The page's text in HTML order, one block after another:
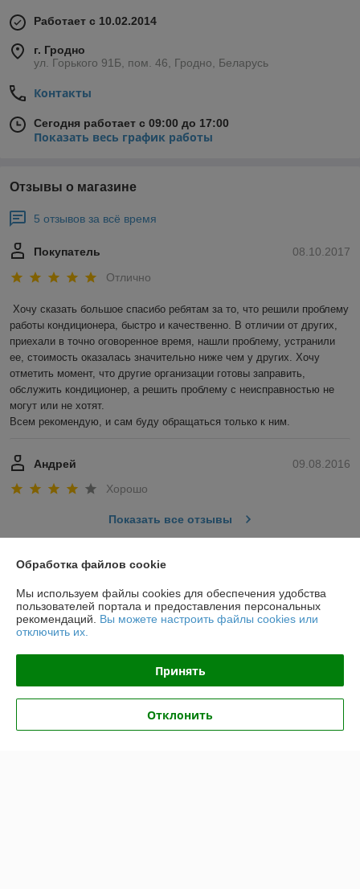
Работает с 10.02.2014
г. Гродно
ул. Горького 91Б, пом. 46, Гродно, Беларусь
Контакты
Сегодня работает с 09:00 до 17:00
Показать весь график работы
Отзывы о магазине
5 отзывов за всё время
08.10.2017
Покупатель
Отлично
Хочу сказать большое спасибо ребятам за то, что решили проблему
работы кондиционера, быстро и качественно. В отличии от других,
приехали в точно оговоренное время, нашли проблему, устранили
ее, стоимость оказалась значительно ниже чем у других. Хочу
отметить момент, что другие организации готовы заправить,
обслужить кондиционер, а решить проблему с неисправностью не
могут или не хотят.
Всем рекомендую, и сам буду обращаться только к ним.
09.08.2016
Андрей
Хорошо
Показать все отзывы
О нас
Контакты
График работы
Обработка файлов cookie
Мы используем файлы cookies для обеспечения удобства
пользователей портала и предоставления персональных
рекомендаций. Вы можете настроить файлы cookies или
отключить их.
Принять
Отклонить